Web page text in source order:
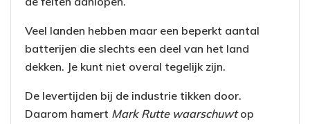
Veel landen hebben maar een beperkt aantal
batterijen die slechts een deel van het land
dekken. Je kunt niet overal tegelijk zijn.
De levertijden bij de industrie tikken door.
Daarom hamert Mark Rutte waarschuwtop